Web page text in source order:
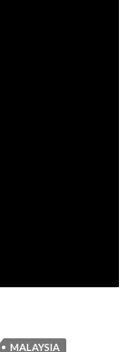
MALAYSIA